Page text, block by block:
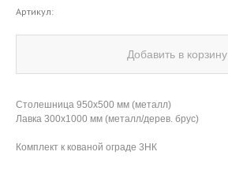
Артикул:
Добавить в корзину
Столешница 950х500 мм (металл)
Лавка 300х1000 мм (металл/дерев. брус)
Комплект к кованой ограде 3НК